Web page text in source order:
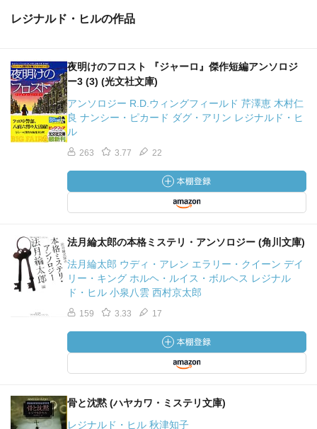
レジナルド・ヒルの作品
夜明けのフロスト 『ジャーロ』傑作短編アンソロジ
ー3 (3) (光文社文庫)
アンソロジー R.D.ウィングフィールド 芹澤恵 木村仁
良 ナンシー・ピカード ダグ・アリン レジナルド・ヒ
ル
263 3.77 22
法月綸太郎の本格ミステリ・アンソロジー (角川文庫)
法月綸太郎 ウディ・アレン エラリー・クイーン デイ
リー・キング ホルヘ・ルイス・ボルヘス レジナル
ド・ヒル 小泉八雲 西村京太郎
159 3.33 17
骨と沈黙 (ハヤカワ・ミステリ文庫)
レジナルド・ヒル 秋津知子